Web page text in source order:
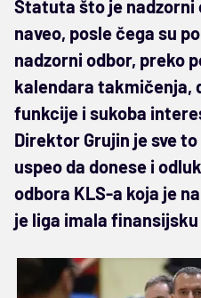
Statuta što je nadzorni
naveo, posle čega su
nadzorni odbor, preko
kalendara takmičenja,
funkcije i sukoba
Direktor Grujin je sve
uspeo da donese i
odbora KLS-a koja je
je liga imala